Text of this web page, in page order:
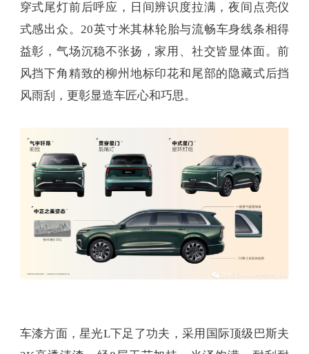
穿式尾灯前后呼应，日间辨识度拉满，夜间点亮仪
式感出众。20英寸米其林轮胎与流畅车身线条相得
益彰，气场沉稳不张扬，家用、社交皆显体面。前
风挡下角精致的柳州地标印花和尾部的隐藏式后挡
风雨刮，更彰显造车匠心和巧思。
车漆方面，星光L下足了功夫，采用国际顶级巴斯夫